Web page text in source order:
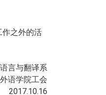
之外的活
外语学院工会
2017.10.16